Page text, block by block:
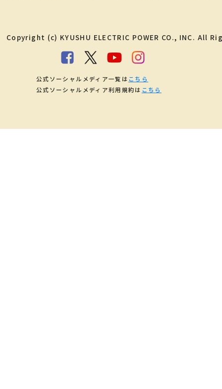
Copyright (c) KYUSHU ELECTRIC POWER CO., INC. All
公式ソーシャルメディア一覧は こちら
公式ソーシャルメディア利用規約は こちら